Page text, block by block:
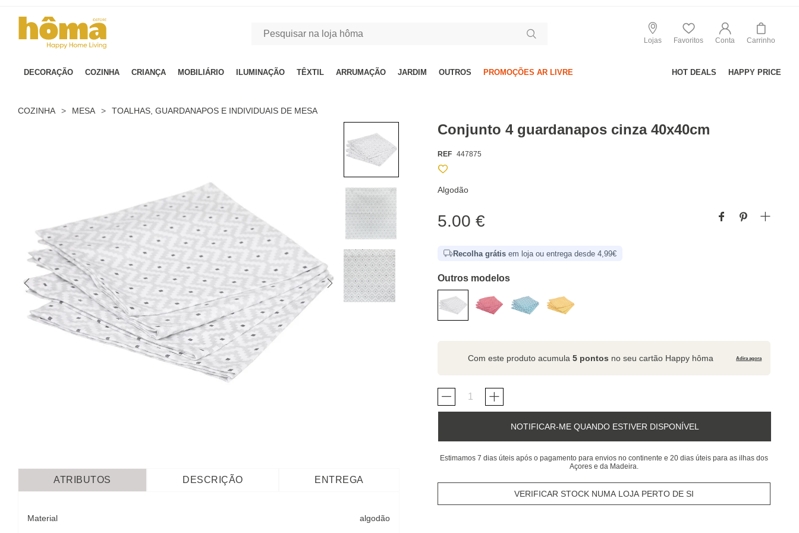
Lojas Favoritos Conta Carrinho
DECORAÇÃO COZINHA CRIANÇA MOBILIÁRIO ILUMINAÇÃO TÊXTIL ARRUMAÇÃO JARDIM OUTROS PROMOÇÕES AR LIVRE HOT DEALS HAPPY PRICE
COZINHA > MESA > TOALHAS, GUARDANAPOS E INDIVIDUAIS DE MESA
Conjunto 4 guardanapos cinza 40x40cm
REF 447875
Algodão
5.00 €
Recolha grátis em loja ou entrega desde 4,99€
Outros modelos
Com este produto acumula5 pontos no seu cartão Happy hôma Adira agora
NOTIFICAR-ME QUANDO ESTIVER DISPONÍVEL
Estimamos 7 dias úteis após o pagamento para envios no continente e 20 dias úteis para as ilhas dos
Açores e da Madeira.
VERIFICAR STOCK NUMA LOJA PERTO DE SI
ATRIBUTOS DESCRIÇÃO ENTREGA
Material algodão